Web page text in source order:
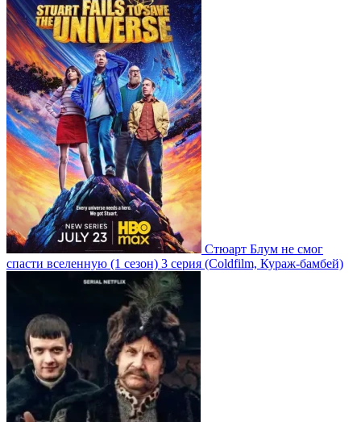
Стюарт Блум не смог
спасти вселенную (1 сезон) 3 серия (Coldfilm, Кураж-бамбей)